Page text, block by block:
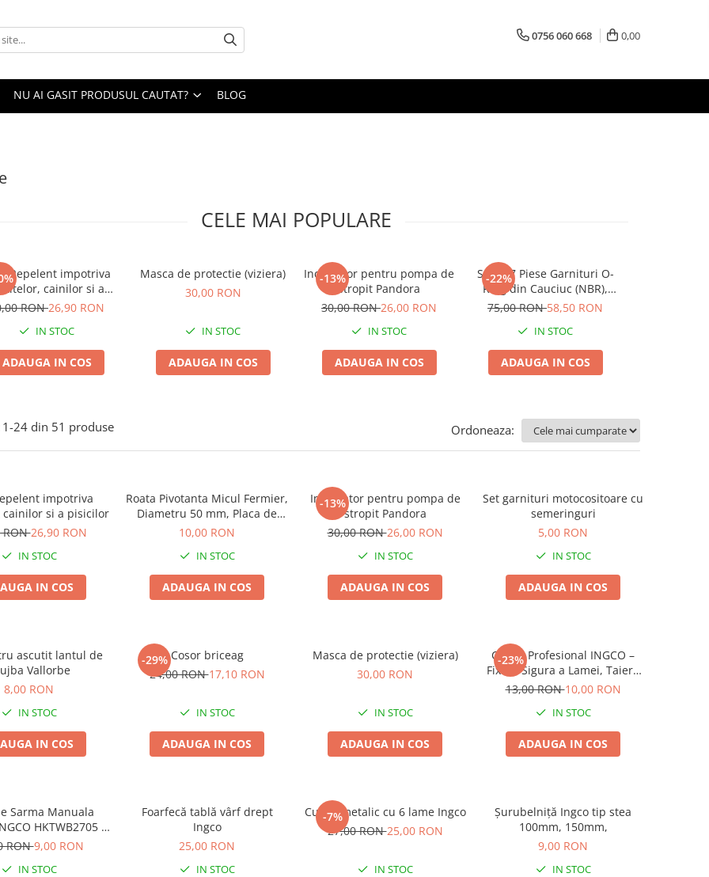
0756 060 668 0,00
NU AI GASIT PRODUSUL CAUTAT? BLOG
CELE MAI POPULARE
Repelent impotriva
cainilor si a
pisicilor
RON26,90 RON
IN STOC
ADAUGA IN COS
Masca de protectie (viziera)
30,00 RON
IN STOC
ADAUGA IN COS
-13%
Incarcator pentru pompa de
stropit Pandora
30,00 RON26,00 RON
IN STOC
ADAUGA IN COS
-22%
Set 407 Piese Garnituri O-
Ring din Cauciuc (NBR),
Trusa Universala pentru
75,00 RON58,50 RON
IN STOC
ADAUGA IN COS
1-24 din 51 produse Ordoneaza:
impotriva
si a pisicilor
RON26,90 RON
IN STOC
IN COS
Roata Pivotanta Micul Fermier,
Diametru 50 mm, Placa de
Fixare, pentru Carucioare si
10,00 RON
IN STOC
ADAUGA IN COS
-13%
Incarcator pentru pompa de
stropit Pandora
30,00 RON26,00 RON
IN STOC
ADAUGA IN COS
Set garnituri motocositoare cu
semeringuri
5,00 RON
IN STOC
ADAUGA IN COS
ascutit lantul de
Vallorbe
8,00 RON
IN STOC
IN COS
-29% Cosor briceag
24,00 RON17,10 RON
IN STOC
ADAUGA IN COS
Masca de protectie (viziera)
30,00 RON
IN STOC
ADAUGA IN COS
-23%
Cutter Profesional INGCO –
Fixare Sigura a Lamei, Taiere
Precisa
13,00 RON10,00 RON
IN STOC
ADAUGA IN COS
Sarma Manuala
HKTWB2705 -
Ergonomic
RON9,00 RON
IN STOC
Foarfecă tablă vârf drept
Ingco
25,00 RON
IN STOC
-7%
Cutter metalic cu 6 lame Ingco
27,00 RON25,00 RON
IN STOC
Șurubelniță Ingco tip stea
100mm, 150mm,
9,00 RON
IN STOC